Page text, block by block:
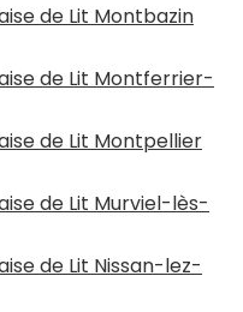
de Lit Montbazin
de Lit Montferrier-
de Lit Montpellier
de Lit Murviel-lès-
de Lit Nissan-lez-